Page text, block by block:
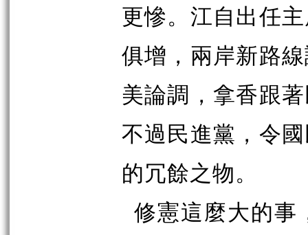
更慘。江自出任
俱增，兩岸新路
美論調，拿香跟
不過民進黨，令
的冗餘之物。
修憲這麼大的事